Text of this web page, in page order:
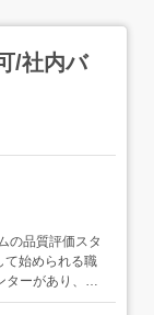
/社内バ
の品質評価スタ
て始められる職
ーがあり、部
イベートを最優